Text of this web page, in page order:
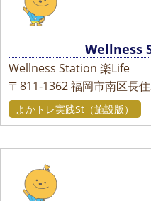
Wellness
Wellness Station 楽Life
〒811-1362福岡市南区長
よかトレ実践St（施設版）